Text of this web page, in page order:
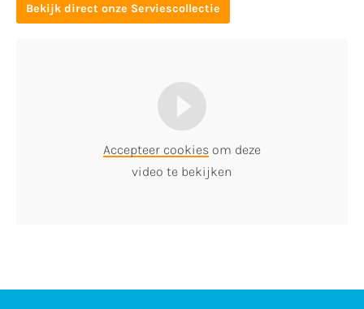
Bekijk direct onze Serviescollectie
Accepteer cookies om deze
video te bekijken